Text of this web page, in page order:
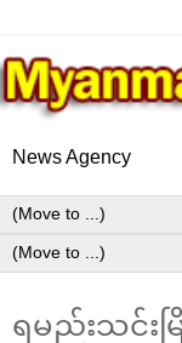
News Agency
ရမည်းသင်း